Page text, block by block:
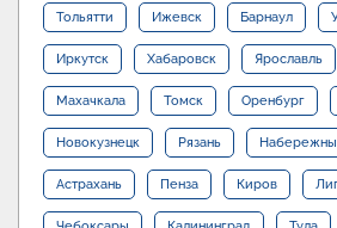
Тольятти Ижевск Барнаул
Иркутск Хабаровск Ярославль
Махачкала Томск Оренбург
Новокузнецк Рязань
Астрахань Пенза Киров